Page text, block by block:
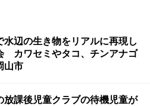
水辺の生き物をリアルに再現し
カワセミやタコ、チンアナゴ
市
放課後児童クラブの待機児童が